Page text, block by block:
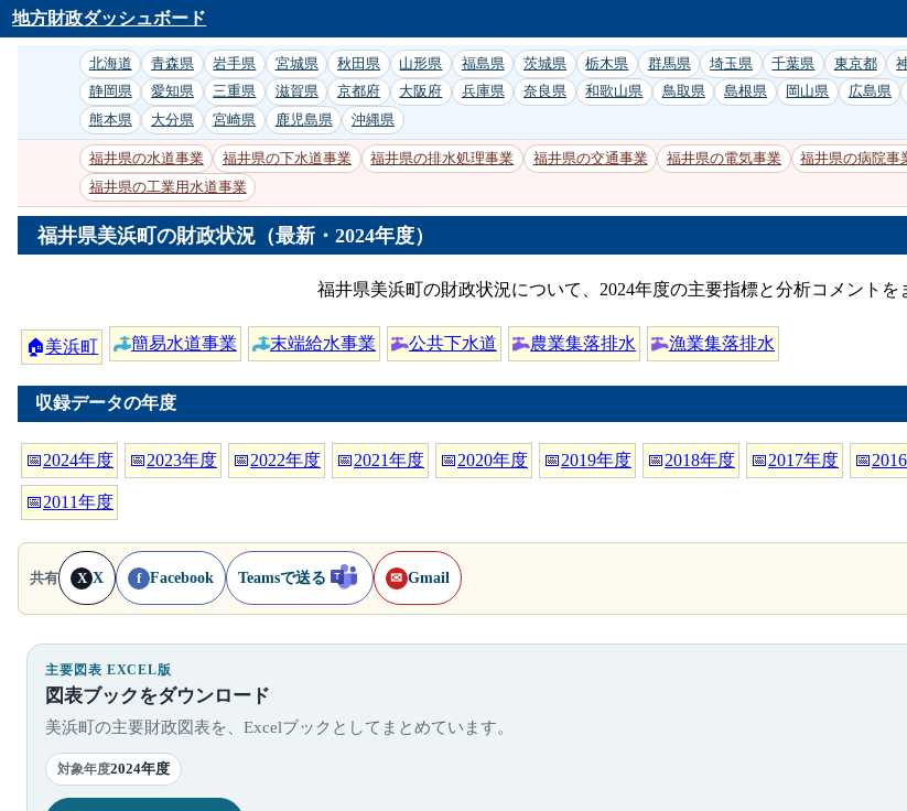
地方財政ダッシュボード
北海道 青森県 岩手県 宮城県 秋田県 山形県 福島県 茨城県 栃木県 群馬県 埼玉県 千葉県 東京都
静岡県
愛知県 三重県 滋賀県 京都府 大阪府 兵庫県 奈良県 和歌山県 鳥取県 島根県 岡山県 広島県
熊本県
大分県 宮崎県 鹿児島県 沖縄県
福井県の水道事業 福井県の下水道事業 福井県の排水処理事業 福井県の交通事業 福井県の電気事業 福井県の病院事
福井県の工業用水道事業
福井県美浜町の財政状況（最新・2024年度）
福井県美浜町の財政状況について、2024年度の主要指標と分析コメントを
🏠美浜町 簡易水道事業 末端給水事業 公共下水道 農業集落排水 漁業集落排水
収録データの年度
📅2024年度 📅2023年度 📅2022年度 📅2021年度 📅2020年度 📅2019年度 📅2018年度 📅2017年度 📅
📅2011年度
共有 X X f Facebook Teamsで送る ✉ Gmail
主要図表 EXCEL版
図表ブックをダウンロード
美浜町の主要財政図表を、Excelブックとしてまとめています。
対象年度2024年度